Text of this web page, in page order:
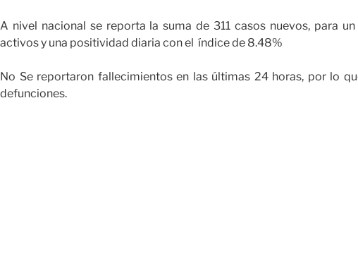
A nivel nacional se reporta la suma de 311 casos nuevos, para
activos y una positividad diaria con el índice de 8.48%
No Se reportaron fallecimientos en las últimas 24 horas, por lo
defunciones.